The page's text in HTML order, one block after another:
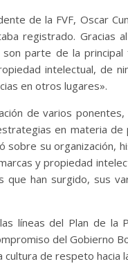
de la FVF, Oscar
registrado. Gracias
son parte de la
intelectual, de
en otros lugares».
de varios
en materia
sobre su
y propiedad
que han surgido, sus
líneas del Plan de
del Gobierno
cultura de respeto